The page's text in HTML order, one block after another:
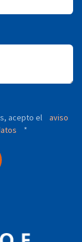
acepto el
aviso
*